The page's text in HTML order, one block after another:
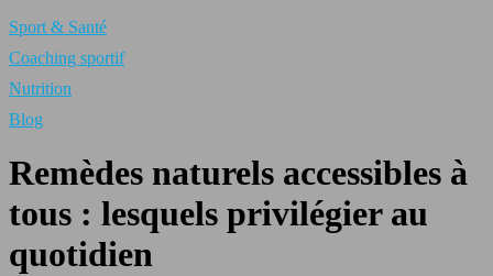
Sport & Santé
Coaching sportif
Nutrition
Blog
Remèdes naturels accessibles à
tous : lesquels privilégier au
quotidien